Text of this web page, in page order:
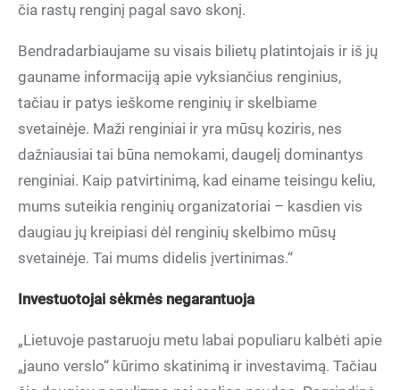
čia rastų renginį pagal savo skonį.
Bendradarbiaujame su visais bilietų platintojais ir iš jų
gauname informaciją apie vyksiančius renginius,
tačiau ir patys ieškome renginių ir skelbiame
svetainėje. Maži renginiai ir yra mūsų koziris, nes
dažniausiai tai būna nemokami, daugelį dominantys
renginiai. Kaip patvirtinimą, kad einame teisingu keliu,
mums suteikia renginių organizatoriai – kasdien vis
daugiau jų kreipiasi dėl renginių skelbimo mūsų
svetainėje. Tai mums didelis įvertinimas.“
Investuotojai sėkmės negarantuoja
„Lietuvoje pastaruoju metu labai populiaru kalbėti apie
„jauno verslo“ kūrimo skatinimą ir investavimą. Tačiau